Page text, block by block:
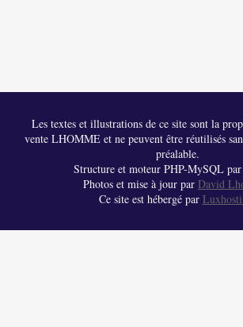
Les textes et illustrations de ce site sont la
vente LHOMME et ne peuvent être réutilisés
préalable.
Structure et moteur PHP-MySQL par
Photos et mise à jour par David
Ce site est hébergé par